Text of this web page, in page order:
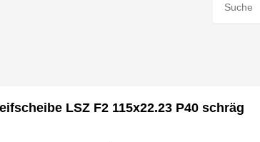
LSZ F2 115x22.23 P40 schräg